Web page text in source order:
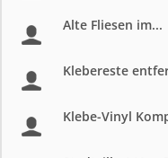
Alte Fliesen im...
Klebereste
Klebe-Vinyl